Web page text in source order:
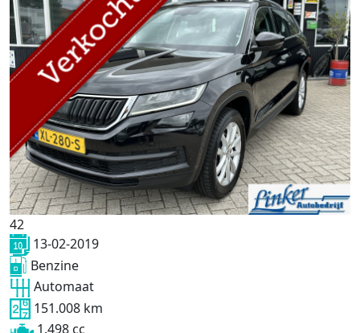
42
13-02-2019
Benzine
Automaat
151.008 km
1.498 cc